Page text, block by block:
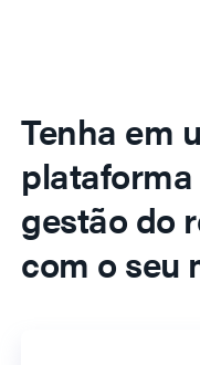
Tenha em
gestão do
com o seu